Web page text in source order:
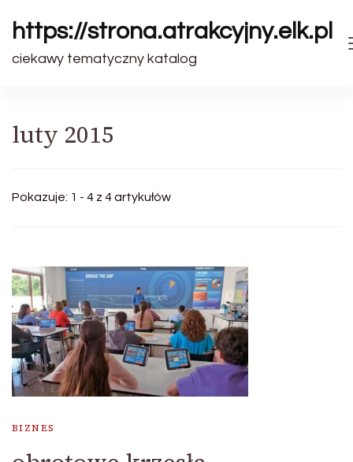
https://strona.atrakcyjny.elk.pl
ciekawy tematyczny katalog
luty 2015
Pokazuje: 1 - 4 z 4 artykułów
BIZNES